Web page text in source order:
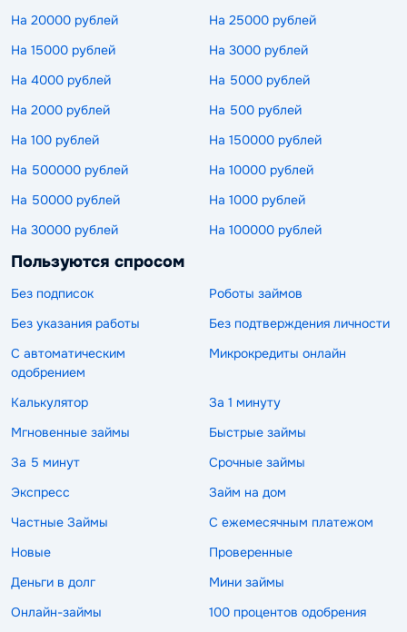
На 20000 рублей
На 25000 рублей
На 15000 рублей
На 3000 рублей
На 4000 рублей
На 5000 рублей
На 2000 рублей
На 500 рублей
На 100 рублей
На 150000 рублей
На 500000 рублей
На 10000 рублей
На 50000 рублей
На 1000 рублей
На 30000 рублей
На 100000 рублей
Пользуются спросом
Без подписок
Роботы займов
Без указания работы
Без подтверждения личности
С автоматическим
одобрением
Микрокредиты онлайн
Калькулятор
За 1 минуту
Мгновенные займы
Быстрые займы
За 5 минут
Срочные займы
Экспресс
Займ на дом
Частные Займы
С ежемесячным платежом
Новые
Проверенные
Деньги в долг
Мини займы
Онлайн-займы
100 процентов одобрения